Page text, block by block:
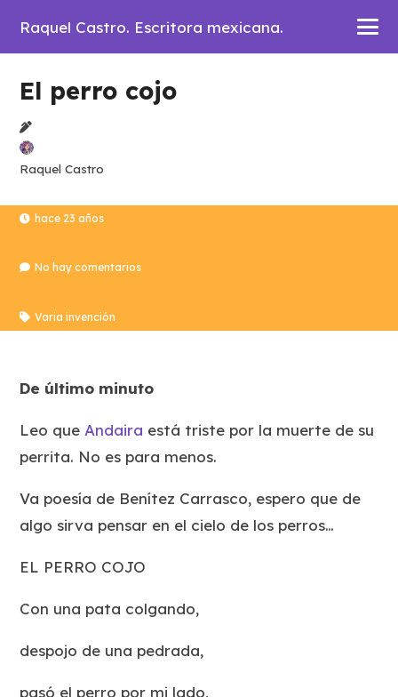
Raquel Castro. Escritora mexicana.
El perro cojo
Raquel Castro
hace 23 años
No hay comentarios
Varia invención
De último minuto
Leo que Andaira está triste por la muerte de su
perrita. No es para menos.
Va poesía de Benítez Carrasco, espero que de
algo sirva pensar en el cielo de los perros…
EL PERRO COJO
Con una pata colgando,
despojo de una pedrada,
pasó el perro por mi lado,